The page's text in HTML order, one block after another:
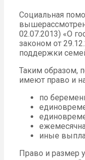
Социальная
02.07.2013) «О
законом от
поддержки
Таким образом,
имеют право и
по
иные
Право и размер